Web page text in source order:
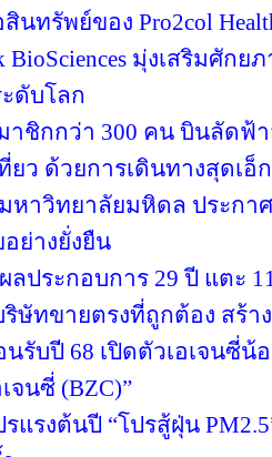
นทรัพย์ของ Pro2col
มุ่งเสริมศัก
ดับโลก
าชิกกว่า 300 คน บินลัดฟ้
ยว ด้วยการเดินทางสุดเ
หาวิทยาลัยมหิดล ประกา
ย่างยั่งยืน
ลประกอบการ 29 ปี แตะ
บริษัทขายตรงที่ถูกต้อง สร้
รับปี 68 เปิดตัวเอเจนซี่น้
จนซี่ (BZC)”
รแรงต้นปี “โปรสู้ฝุ่น